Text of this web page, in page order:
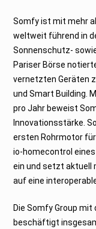
Somfy ist mit mehr
weltweit führend in
Sonnenschutz-
Pariser Börse
vernetzten Geräten
und Smart Building.
pro Jahr beweist
Innovationsstärke.
ersten Rohrmotor
io-homecontrol
ein und setzt aktuell
auf eine
Die Somfy Group mit
beschäftigt